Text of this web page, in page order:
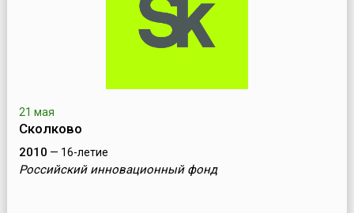
21 мая
Сколково
2010 — 16-летие
Российский инновационный фонд